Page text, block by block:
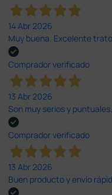
14 Abr 2026
Muy buena. Excelente
Comprador verificado
13 Abr 2026
Son muy serios y
Comprador verificado
13 Abr 2026
Buen producto y envío